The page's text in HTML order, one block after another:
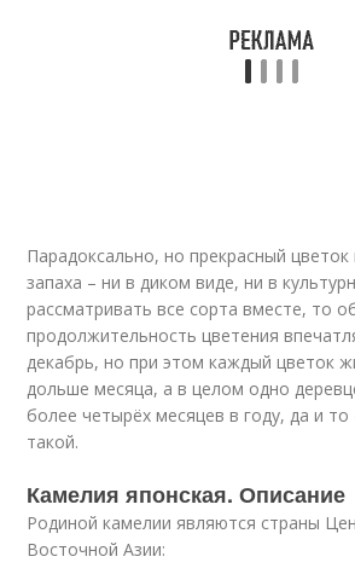
Парадоксально, но прекрасный
запаха – ни в диком виде, ни в
рассматривать все сорта вместе, то
продолжительность цветения
декабрь, но при этом каждый цветок
дольше месяца, а в целом одно
более четырёх месяцев в году, да и то
такой.
Камелия японская. Описание
Родиной камелии являются страны
Восточной Азии: